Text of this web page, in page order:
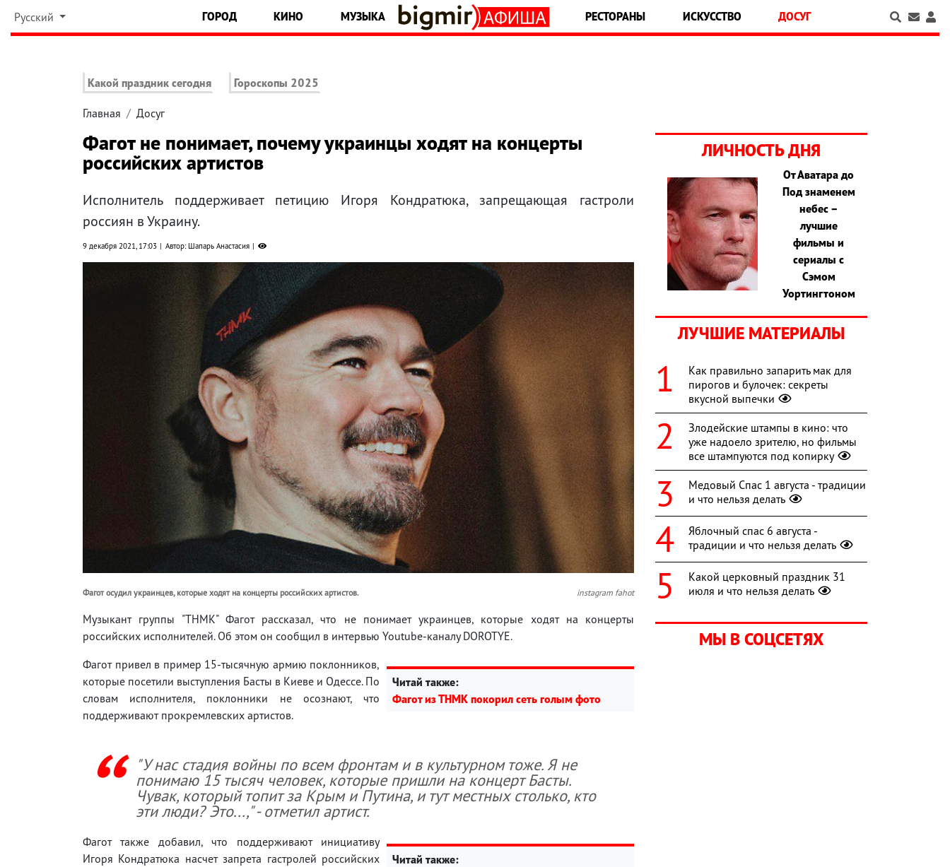
Русский ГОРОД КИНО МУЗЫКА РЕСТОРАНЫ ИСКУССТВО ДОСУГ
Какой праздник сегодня Гороскопы 2025
Главная Досуг
Фагот не понимает, почему украинцы ходят на концерты
российских артистов
Исполнитель поддерживает петицию Игоря Кондратюка, запрещающая гастроли
россиян в Украину.
9 декабря 2021, 17:03 Автор: Шапарь Анастасия
Фагот осудил украинцев, которые ходят на концерты российских артистов. instagram fahot
Музыкант группы "ТНМК" Фагот рассказал, что не понимает украинцев, которые ходят на концерты
российских исполнителей. Об этом он сообщил в интервью Youtube-каналу DOROTYE.
Читай также:
Фагот из ТНМК покорил сеть голым фото
Фагот привел в пример 15-тысячную армию поклонников,
которые посетили выступления Басты в Киеве и Одессе. По
словам исполнителя, поклонники не осознают, что
поддерживают прокремлевских артистов.
"У нас стадия войны по всем фронтам и в культурном тоже. Я не
понимаю 15 тысяч человек, которые пришли на концерт Басты.
Чувак, который топит за Крым и Путина, и тут местных столько, кто
эти люди? Это...," - отметил артист.
Читай также:
Фагот также добавил, что поддерживают инициативу
Игоря Кондратюка насчет запрета гастролей российских
ЛИЧНОСТЬ ДНЯ
От Аватара до
Под знаменем
небес –
лучшие
фильмы и
сериалы с
Сэмом
Уортингтоном
ЛУЧШИЕ МАТЕРИАЛЫ
Как правильно запарить мак для
пирогов и булочек: секреты
вкусной выпечки
Злодейские штампы в кино: что
уже надоело зрителю, но фильмы
все штампуются под копирку
Медовый Спас 1 августа - традиции
и что нельзя делать
Яблочный спас 6 августа -
традиции и что нельзя делать
Какой церковный праздник 31
июля и что нельзя делать
МЫ В СОЦСЕТЯХ